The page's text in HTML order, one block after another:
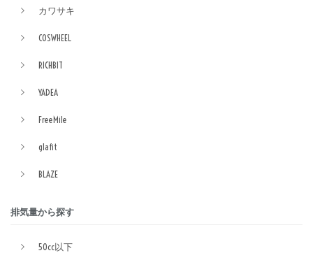
カワサキ
COSWHEEL
RICHBIT
YADEA
FreeMile
glafit
BLAZE
排気量から探す
50cc以下